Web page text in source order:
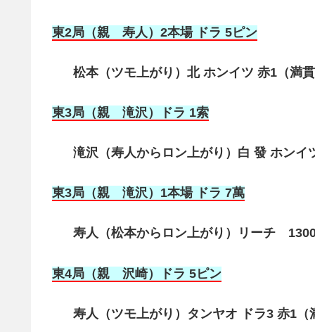
東2局（親 寿人）2本場 ドラ 5ピン
松本（ツモ上がり）北 ホンイツ 赤1（満
東3局（親 滝沢）ドラ 1索
滝沢（寿人からロン上がり）白 發 ホンイ
東3局（親 滝沢）1本場 ドラ 7萬
寿人（松本からロン上がり）リーチ
東4局（親 沢崎）ドラ 5ピン
寿人（ツモ上がり）タンヤオ ドラ3 赤1（